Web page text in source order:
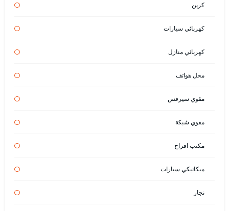
كرين
كهربائي سيارات
كهربائي منازل
محل هواتف
مقوي سيرفس
مقوي شبكة
مكتب افراح
ميكانيكي سيارات
نجار